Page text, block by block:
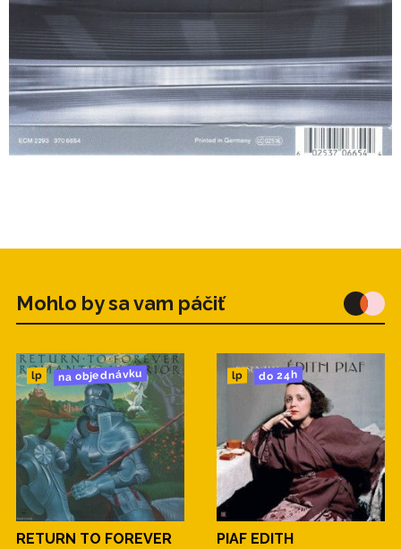
Mohlo by sa vam páčiť
lp na objednávku
RETURN TO FOREVER
lp do 24h
PIAF EDITH